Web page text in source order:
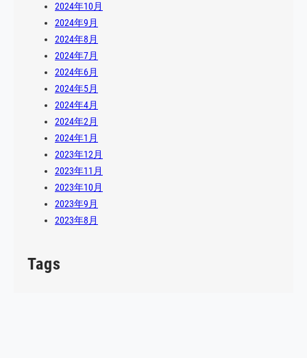
2024年10月
2024年9月
2024年8月
2024年7月
2024年6月
2024年5月
2024年4月
2024年2月
2024年1月
2023年12月
2023年11月
2023年10月
2023年9月
2023年8月
Tags